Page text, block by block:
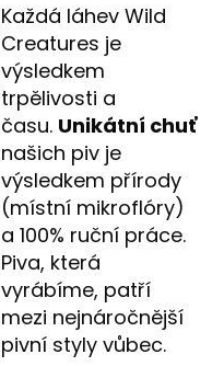
Každá láhev Wild
Creatures je
výsledkem
trpělivosti a
času. Unikátní chuť
našich piv je
výsledkem přírody
(místní mikroflóry)
a 100% ruční práce.
Piva, která
vyrábíme, patří
mezi nejnáročnější
pivní styly vůbec.